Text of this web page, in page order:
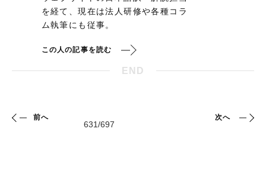
を経て、現在は法人研修や各種コラ
ム執筆にも従事。
この人の記事を読む
END
前へ 次へ